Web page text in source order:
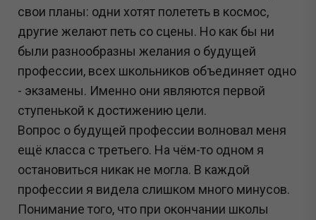
свои планы: одни хотят полететь в космос,
другие желают петь со сцены. Но как бы ни
были разнообразны желания о будущей
профессии, всех школьников объединяет одно
- экзамены. Именно они являются первой
ступенькой к достижению цели.
Вопрос о будущей профессии волновал меня
ещё класса с третьего. На чём-то одном я
остановиться никак не могла. В каждой
профессии я видела слишком много минусов.
Понимание того, что при окончании школы